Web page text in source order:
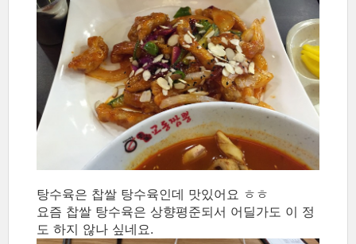
탕수육은 찹쌀 탕수육인데 맛있어요 ㅎㅎ
요즘 찹쌀 탕수육은 상향평준되서 어딜가도 이 정
도 하지 않나 싶네요.